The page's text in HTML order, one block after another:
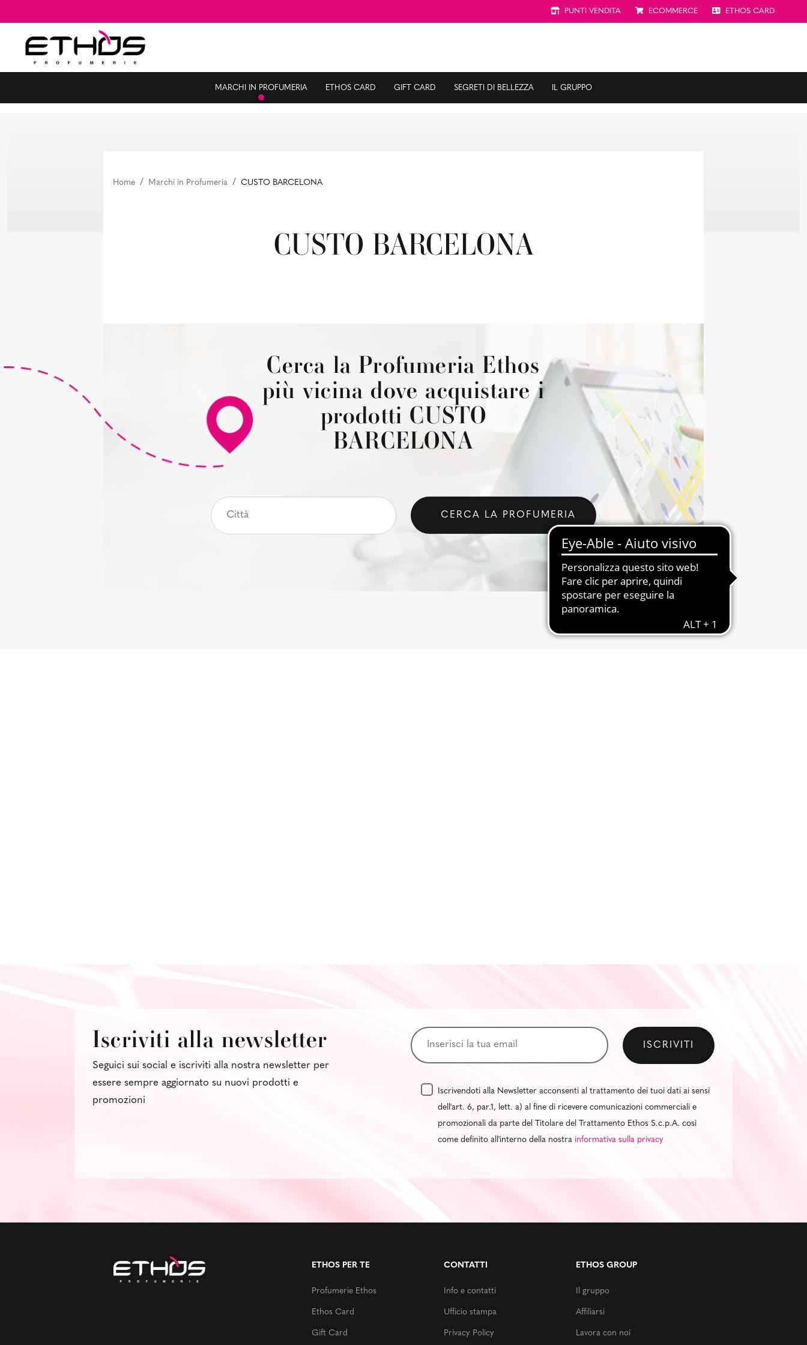
PUNTI VENDITA ECOMMERCE ETHOS CARD
MARCHI IN PROFUMERIA ETHOS CARD GIFT CARD SEGRETI DI BELLEZZA IL GRUPPO
Home Marchi in Profumeria CUSTO BARCELONA
CUSTO BARCELONA
Cerca la Profumeria Ethos
più vicina dove acquistare i
prodotti CUSTO
BARCELONA
CERCA LA PROFUMERIA
Iscriviti alla newsletter
Seguici sui social e iscriviti alla nostra newsletter per
essere sempre aggiornato su nuovi prodotti e
promozioni
Iscrivendoti alla Newsletter acconsenti al trattamento dei tuoi dati ai sensi
dell'art. 6, par.1, lett. a) al fine di ricevere comunicazioni commerciali e
promozionali da parte del Titolare del Trattamento Ethos S.c.p.A. così
come definito all'interno della nostra informativa sulla privacy
ETHOS PER TE
Profumerie Ethos
Ethos Card
Gift Card
CONTATTI
Info e contatti
Ufficio stampa
Privacy Policy
ETHOS GROUP
Il gruppo
Affiliarsi
Lavora con noi